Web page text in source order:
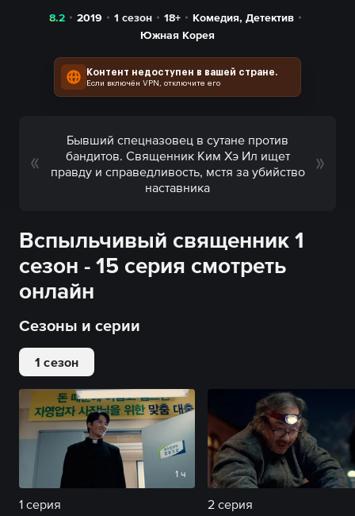
8.2 2019 1 сезон 18+ Комедия,Детектив
Южная Корея
Контент недоступен в вашей стране.
Если включён VPN, отключите его
Бывший спецназовец в сутане против
бандитов. Священник Ким Хэ Ил ищет
правду и справедливость, мстя за убийство
наставника
Вспыльчивый священник 1
сезон - 15 серия смотреть
онлайн
Сезоны и серии
1 сезон
1 ч
1 серия 2 серия